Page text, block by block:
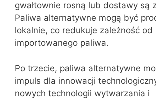
gwałtownie rosną lub dostawy są
Paliwa alternatywne mogą być
lokalnie, co redukuje zależność od
importowanego paliwa.
Po trzecie, paliwa alternatywne
impuls dla innowacji
nowych technologii wytwarzania i